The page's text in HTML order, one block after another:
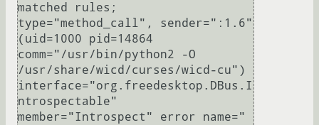
matched rules;
type="method_call", sender=":1.6"
(uid=1000 pid=14864
comm="/usr/bin/python2 -O
/usr/share/wicd/curses/wicd-cu")
interface="org.freedesktop.DBus.I
ntrospectable"
member="Introspect" error name="